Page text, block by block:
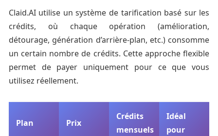
Claid.AI utilise un système de tarification basé sur les
crédits, où chaque opération (amélioration,
détourage, génération d’arrière-plan, etc.) consomme
un certain nombre de crédits. Cette approche flexible
permet de payer uniquement pour ce que vous
utilisez réellement.
Plan Prix
Crédits
mensuels
Idéal
pour